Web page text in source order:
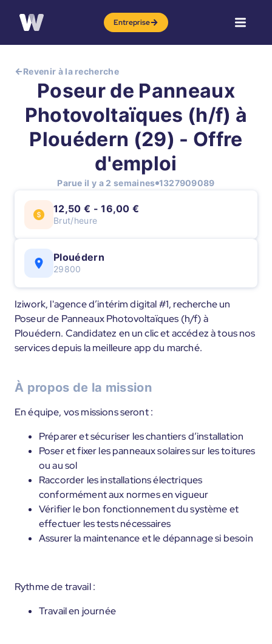
Entreprise
Revenir à la recherche
Poseur de Panneaux
Photovoltaïques (h/f) à
Plouédern (29) - Offre
d'emploi
Parue il y a 2 semaines 1327909089
12,50 € - 16,00 €
Brut/heure
Plouédern
29800
Iziwork, l'agence d’intérim digital #1, recherche un
Poseur de Panneaux Photovoltaïques (h/f) à
Plouédern. Candidatez en un clic et accédez à tous nos
services depuis la meilleure app du marché.
À propos de la mission
En équipe, vos missions seront :
Préparer et sécuriser les chantiers d’installation
Poser et fixer les panneaux solaires sur les toitures
ou au sol
Raccorder les installations électriques
conformément aux normes en vigueur
Vérifier le bon fonctionnement du système et
effectuer les tests nécessaires
Assurer la maintenance et le dépannage si besoin
Rythme de travail :
Travail en journée